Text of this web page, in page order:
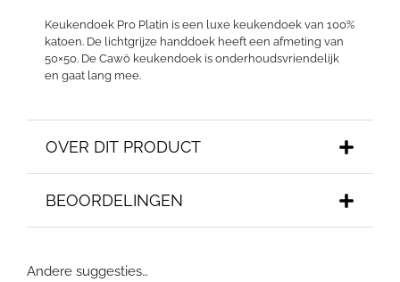
Keukendoek Pro Platin is een luxe keukendoek van 100%
katoen. De lichtgrijze handdoek heeft een afmeting van
50×50. De Cawö keukendoek is onderhoudsvriendelijk
en gaat lang mee.
OVER DIT PRODUCT
BEOORDELINGEN
Andere suggesties…